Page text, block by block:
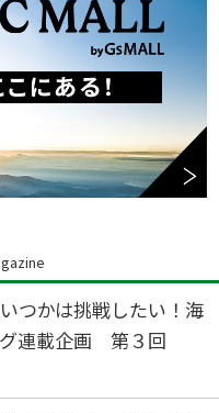
つかは挑戦したい！海
連載企画 第３回